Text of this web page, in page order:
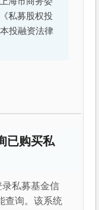
私募股权投
投融资法律
已购买私
私募基金信
查询。该系统